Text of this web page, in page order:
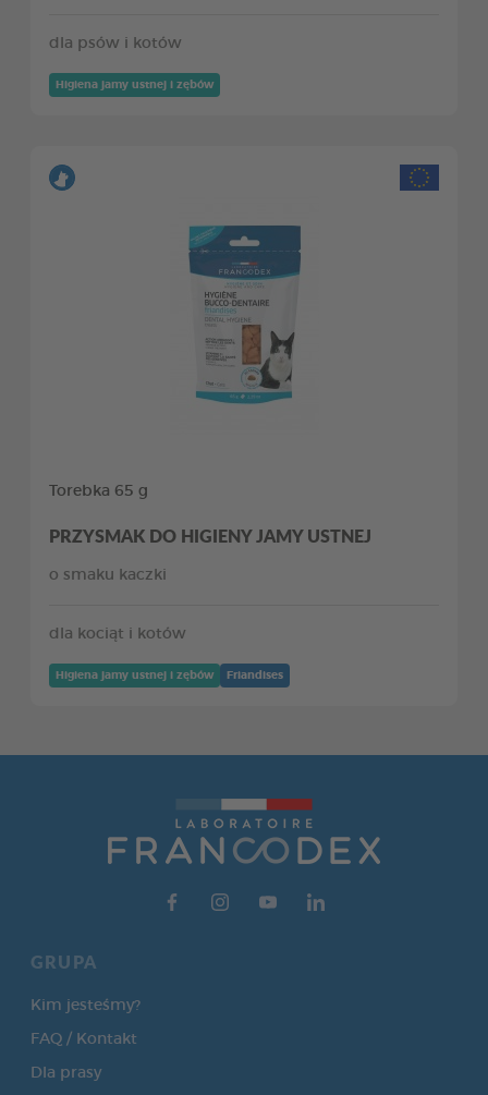
dla psów i kotów
Higiena jamy ustnej i zębów
Torebka 65 g
PRZYSMAK DO HIGIENY JAMY USTNEJ
o smaku kaczki
dla kociąt i kotów
Higiena jamy ustnej i zębów Friandises
GRUPA
Kim jesteśmy?
FAQ / Kontakt
Dla prasy